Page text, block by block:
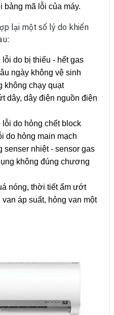
bảng mã lỗi của máy.
lại một số lý do khiến
do bị thiếu - hết gas
ngày không vệ sinh
không chạy quạt
dây, dây điện nguồn điện
do hỏng chết block
do hỏng main mạch
senser nhiệt - sensor gas
không đúng chương
nóng, thời tiết ẩm ướt
áp suất, hỏng van một